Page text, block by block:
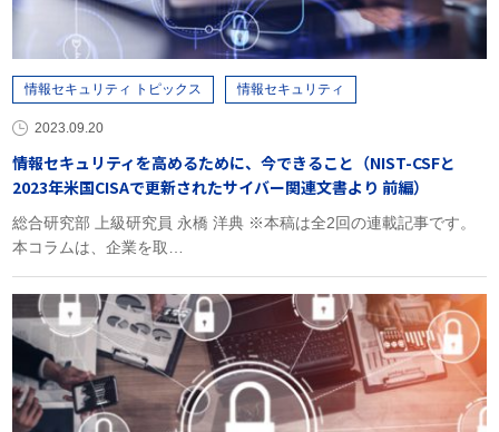
情報セキュリティ トピックス 情報セキュリティ
2023.09.20
情報セキュリティを高めるために、今できること（NIST-CSFと
2023年米国CISAで更新されたサイバー関連文書より 前編）
総合研究部 上級研究員 永橋 洋典 ※本稿は全2回の連載記事です。
本コラムは、企業を取…